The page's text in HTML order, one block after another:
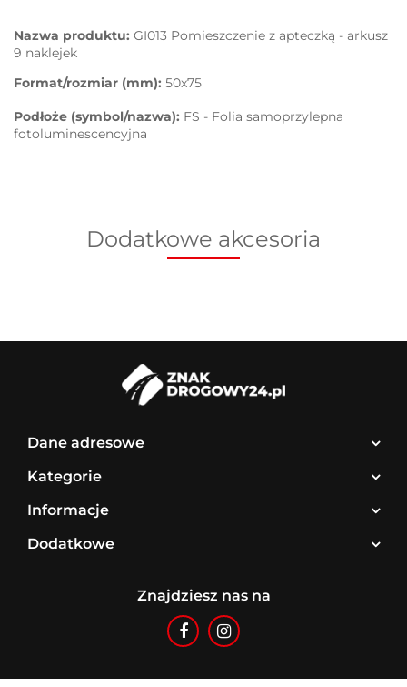
Nazwa produktu: GI013 Pomieszczenie z apteczką - arkusz
9 naklejek
Format/rozmiar (mm): 50x75
Podłoże (symbol/nazwa): FS - Folia samoprzylepna
fotoluminescencyjna
Dodatkowe akcesoria
Dane adresowe
Kategorie
Informacje
Dodatkowe
Znajdziesz nas na